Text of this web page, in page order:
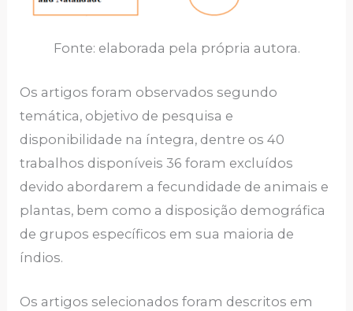
Fonte: elaborada pela própria autora.
Os artigos foram observados segundo
temática, objetivo de pesquisa e
disponibilidade na íntegra, dentre os 40
trabalhos disponíveis 36 foram excluídos
devido abordarem a fecundidade de animais e
plantas, bem como a disposição demográfica
de grupos específicos em sua maioria de
índios.
Os artigos selecionados foram descritos em